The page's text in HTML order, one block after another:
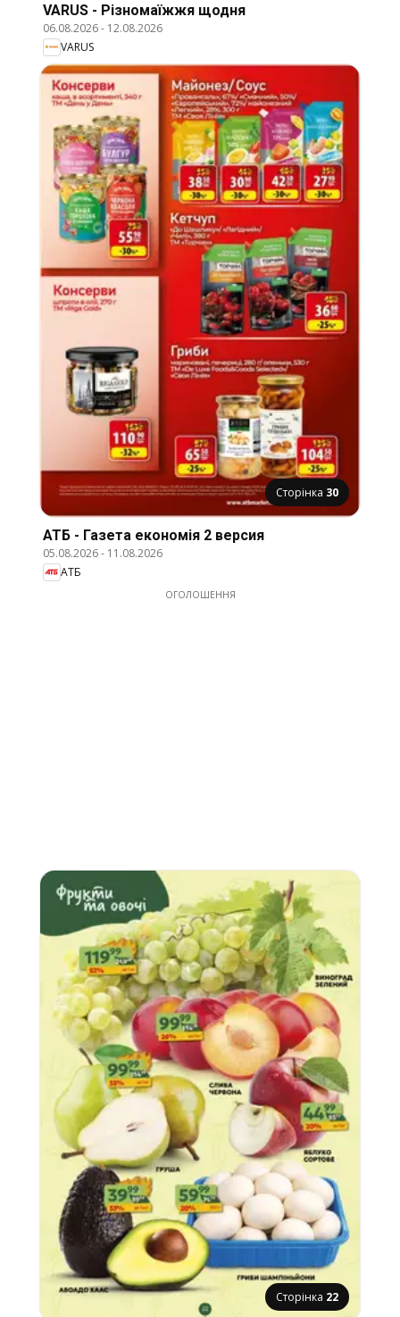
VARUS - Різномаїжжя щодня
06.08.2026- 12.08.2026
VARUS
Сторінка 30
АТБ - Газета економія 2 версия
05.08.2026- 11.08.2026
АТБ
ОГОЛОШЕННЯ
Сторінка 22